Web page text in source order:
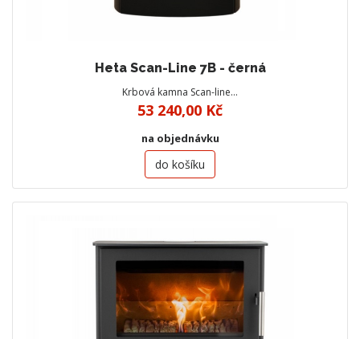
Heta Scan-Line 7B - černá
Krbová kamna Scan-line…
53 240,00 Kč
na objednávku
do košíku